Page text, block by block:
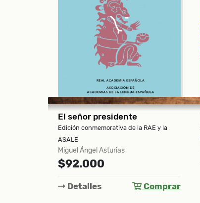
Johannes Fiebig
$82.000
Detalles